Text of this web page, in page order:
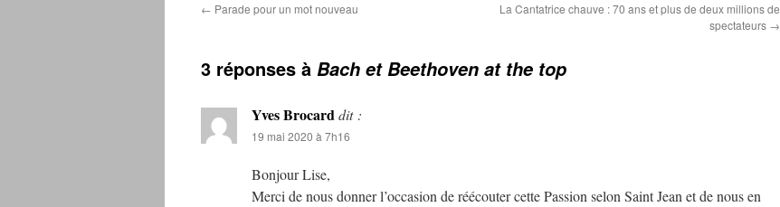
← Parade pour un mot nouveau
La Cantatrice chauve : 70 ans et plus de deux millions de
spectateurs →
3 réponses à Bach et Beethoven at the top
Yves Brocarddit :
19 mai 2020 à 7h16
Bonjour Lise,
Merci de nous donner l’occasion de réécouter cette Passion selon Saint Jean et de nous en